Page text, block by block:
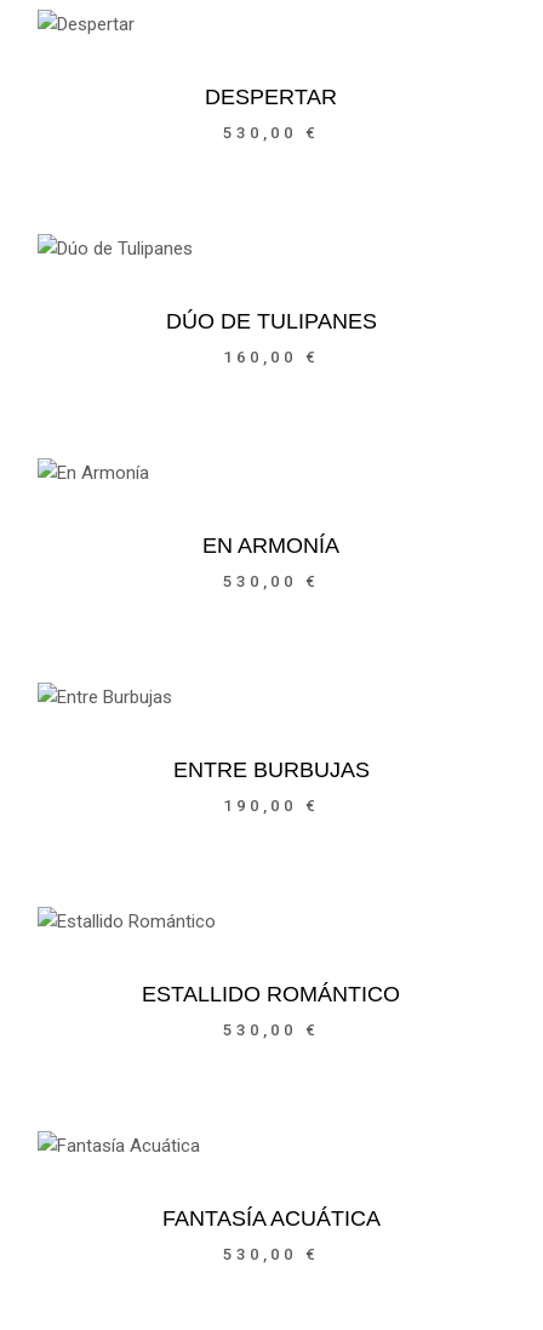
DESPERTAR
530,00 €
DÚO DE TULIPANES
160,00 €
EN ARMONÍA
530,00 €
ENTRE BURBUJAS
190,00 €
ESTALLIDO ROMÁNTICO
530,00 €
FANTASÍA ACUÁTICA
530,00 €